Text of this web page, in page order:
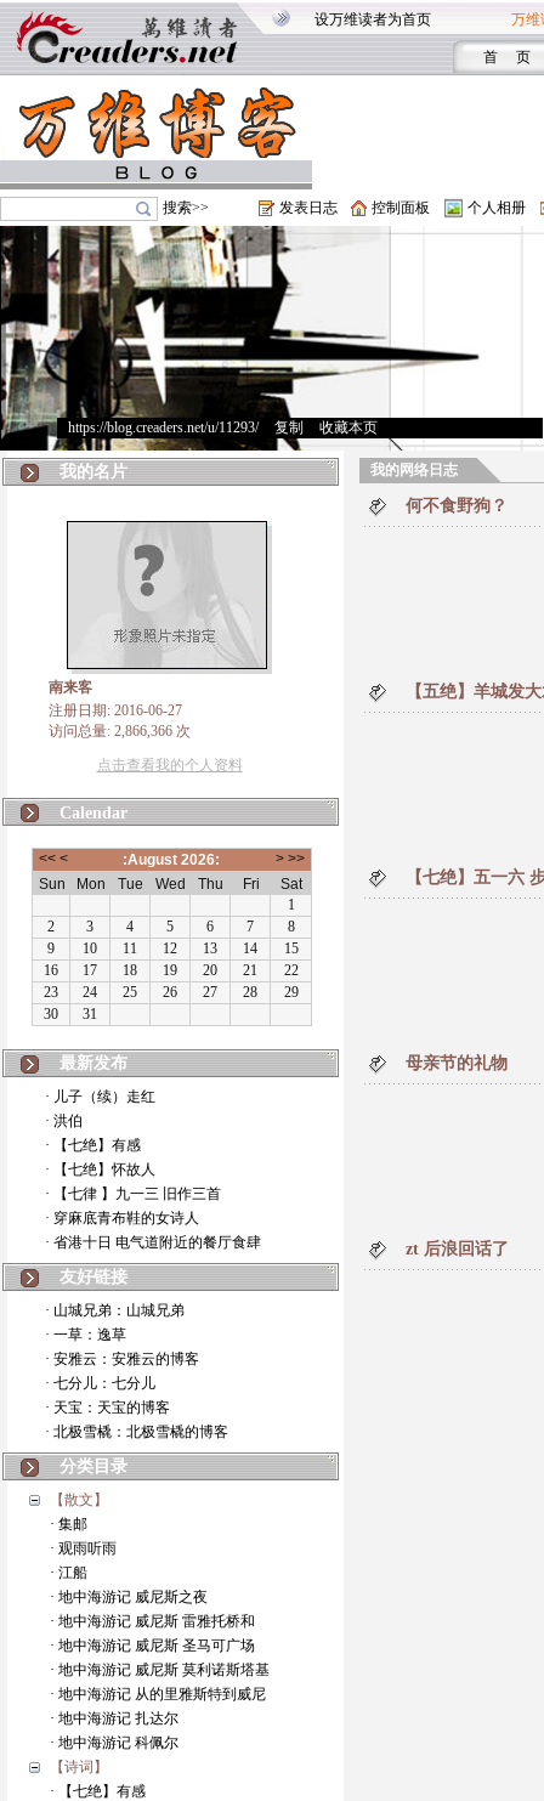
设万维读者为首页 万维
首 页
搜索>> 发表日志 控制面板 个人相册
https://blog.creaders.net/u/11293/> 复制 收藏本页
我的名片
南来客
注册日期: 2016-06-27
访问总量: 2,866,366 次
点击查看我的个人资料
Calendar
最新发布
· 儿子（续）走红
· 洪伯
· 【七绝】有感
· 【七绝】怀故人
· 【七律 】九一三 旧作三首
· 穿麻底青布鞋的女诗人
· 省港十日 电气道附近的餐厅食肆
友好链接
· 山城兄弟：山城兄弟
· 一草：逸草
· 安雅云：安雅云的博客
· 七分儿：七分儿
· 天宝：天宝的博客
· 北极雪橇：北极雪橇的博客
分类目录
【散文】
· 集邮
· 观雨听雨
· 江船
· 地中海游记 威尼斯之夜
· 地中海游记 威尼斯 雷雅托桥和
· 地中海游记 威尼斯 圣马可广场
· 地中海游记 威尼斯 莫利诺斯塔基
· 地中海游记 从的里雅斯特到威尼
· 地中海游记 扎达尔
· 地中海游记 科佩尔
【诗词】
· 【七绝】有感
我的网络日志
何不食野狗？
【五绝】羊城发
【七绝】五一六
母亲节的礼物
zt 后浪回话了